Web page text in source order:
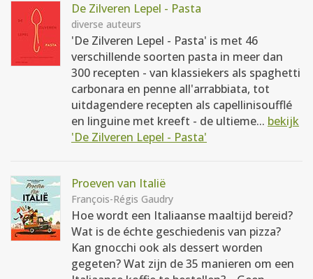
De Zilveren Lepel - Pasta
diverse auteurs
'De Zilveren Lepel - Pasta' is met 46
verschillende soorten pasta in meer dan
300 recepten - van klassiekers als spaghetti
carbonara en penne all'arrabbiata, tot
uitdagendere recepten als capellinisoufflé
en linguine met kreeft - de ultieme... bekijk
'De Zilveren Lepel - Pasta'
Proeven van Italië
François-Régis Gaudry
Hoe wordt een Italiaanse maaltijd bereid?
Wat is de échte geschiedenis van pizza?
Kan gnocchi ook als dessert worden
gegeten? Wat zijn de 35 manieren om een